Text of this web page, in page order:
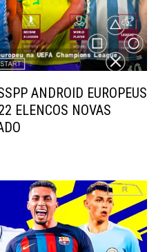
ANDROID EUROPEUS
ELENCOS NOVAS